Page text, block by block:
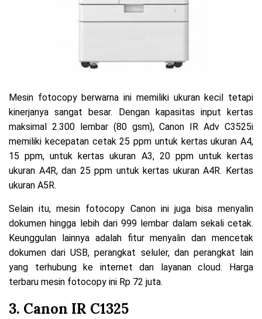
Mesin fotocopy berwarna ini memiliki ukuran kecil tetapi
kinerjanya sangat besar. Dengan kapasitas input kertas
maksimal 2.300 lembar (80 gsm), Canon IR Adv C3525i
memiliki kecepatan cetak 25 ppm untuk kertas ukuran A4,
15 ppm, untuk kertas ukuran A3, 20 ppm untuk kertas
ukuran A4R, dan 25 ppm untuk kertas ukuran A4R. Kertas
ukuran A5R.
Selain itu, mesin fotocopy Canon ini juga bisa menyalin
dokumen hingga lebih dari 999 lembar dalam sekali cetak.
Keunggulan lainnya adalah fitur menyalin dan mencetak
dokumen dari USB, perangkat seluler, dan perangkat lain
yang terhubung ke internet dan layanan cloud. Harga
terbaru mesin fotocopy ini Rp 72 juta.
3. Canon IR C1325